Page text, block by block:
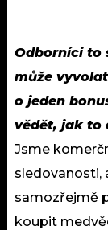
Odborníci to
může
o jeden
vědět, jak to
Jsme
sledovanosti,
samozřejmě
koupit